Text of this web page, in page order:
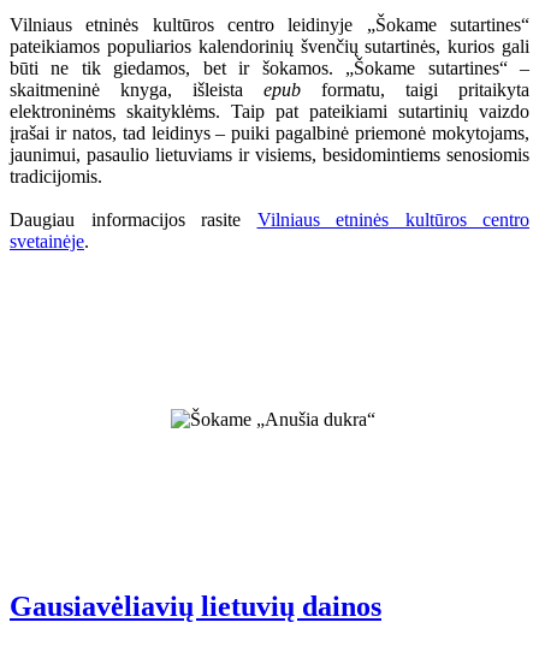
Vilniaus etninės kultūros centro leidinyje „Šokame sutartines“
pateikiamos populiarios kalendorinių švenčių sutartinės, kurios gali
būti ne tik giedamos, bet ir šokamos. „Šokame sutartines“ –
skaitmeninė knyga, išleista epub formatu, taigi pritaikyta
elektroninėms skaityklėms. Taip pat pateikiami sutartinių vaizdo
įrašai ir natos, tad leidinys – puiki pagalbinė priemonė mokytojams,
jaunimui, pasaulio lietuviams ir visiems, besidomintiems senosiomis
tradicijomis.
Daugiau informacijos rasite Vilniaus etninės kultūros centro
svetainėje.
Gausiavėliavių lietuvių dainos